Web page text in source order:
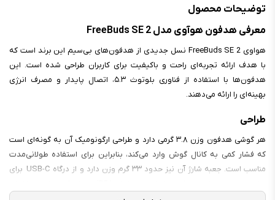
توضیحات محصول
معرفی هدفون هوآوی مدل FreeBuds SE 2
هواوی FreeBuds SE 2 نسل جدیدی از هدفون‌های بی‌سیم این برند است که
با هدف ارائه تجربه‌ای راحت و باکیفیت برای کاربران طراحی شده است. این
هدفون‌ها با استفاده از فناوری بلوتوث ۵.۳، اتصال پایدار و مصرف انرژی
بهینه‌ای را ارائه می‌دهند.​
طراحی
هر گوشی هدفون وزن ۳.۸ گرمی دارد و طراحی ارگونومیک آن به گونه‌ای است
که فشار کمی به کانال گوش وارد می‌کند، بنابراین برای استفاده طولانی‌مدت
مناسب است. جعبه شارژ آن نیز حدود ۳۳ گرم وزن دارد و از درگاه USB-C برای